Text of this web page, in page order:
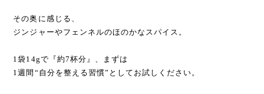
その奥に感じる、
ジンジャーやフェンネルのほのかなスパイス。
1袋14gで『約7杯分』、まずは
1週間“自分を整える習慣”としてお試しください。